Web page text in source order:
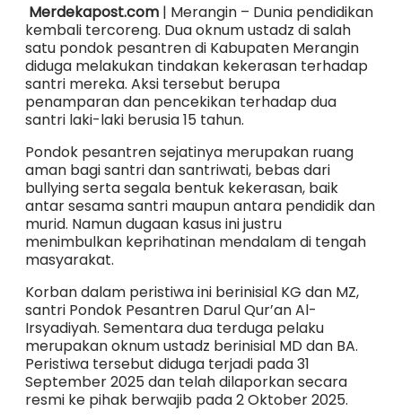
Merdekapost.com| Merangin – Dunia pendidikan
kembali tercoreng. Dua oknum ustadz di salah
satu pondok pesantren di Kabupaten Merangin
diduga melakukan tindakan kekerasan terhadap
santri mereka. Aksi tersebut berupa
penamparan dan pencekikan terhadap dua
santri laki-laki berusia 15 tahun.
Pondok pesantren sejatinya merupakan ruang
aman bagi santri dan santriwati, bebas dari
bullying serta segala bentuk kekerasan, baik
antar sesama santri maupun antara pendidik dan
murid. Namun dugaan kasus ini justru
menimbulkan keprihatinan mendalam di tengah
masyarakat.
Korban dalam peristiwa ini berinisial KG dan MZ,
santri Pondok Pesantren Darul Qur’an Al-
Irsyadiyah. Sementara dua terduga pelaku
merupakan oknum ustadz berinisial MD dan BA.
Peristiwa tersebut diduga terjadi pada 31
September 2025 dan telah dilaporkan secara
resmi ke pihak berwajib pada 2 Oktober 2025.